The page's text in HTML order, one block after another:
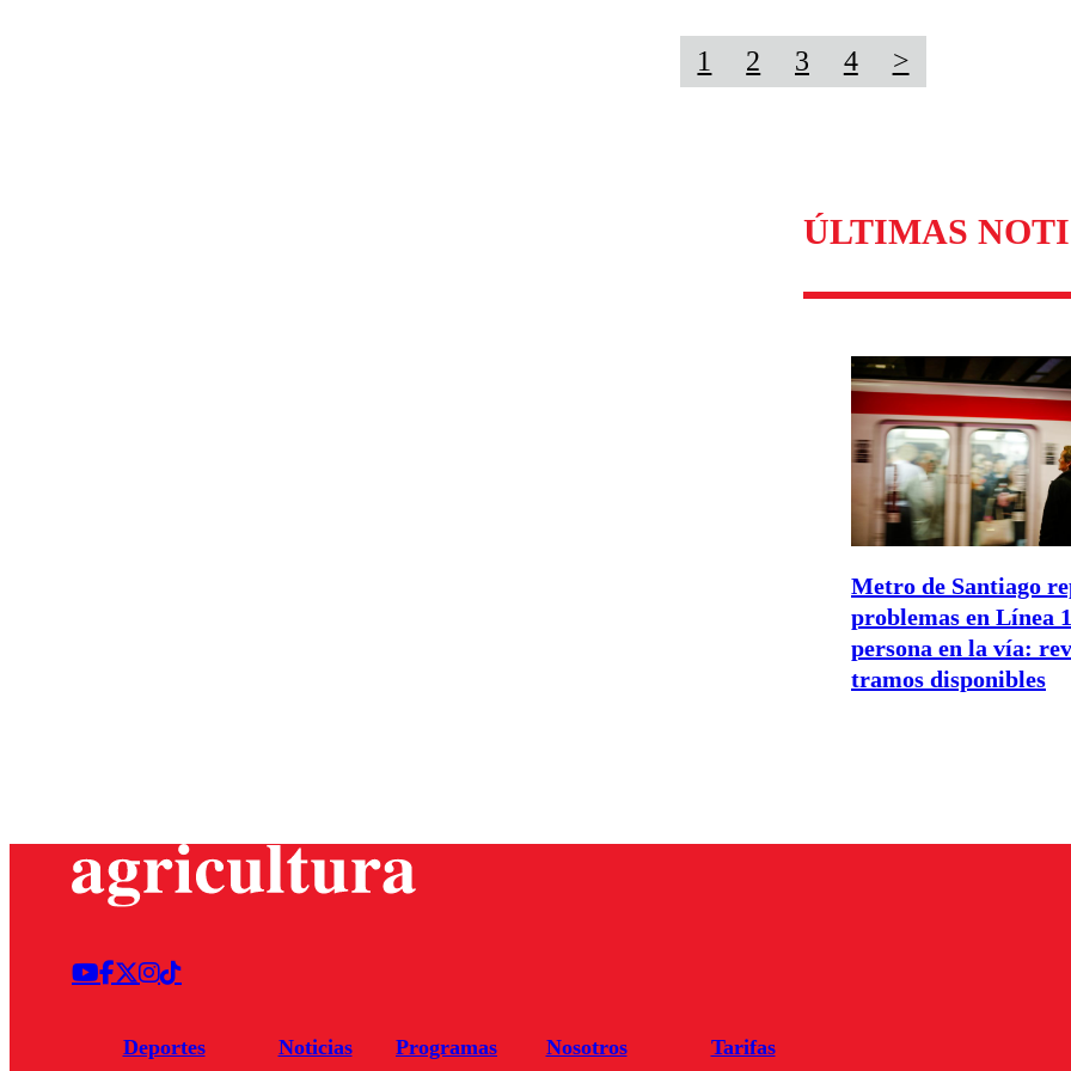
1 2 3 4 >
ÚLTIMAS
Metro de Santiago
problemas en Línea
persona en la vía:
tramos disponibles
Deportes Noticias Programas Nosotros Tarifas